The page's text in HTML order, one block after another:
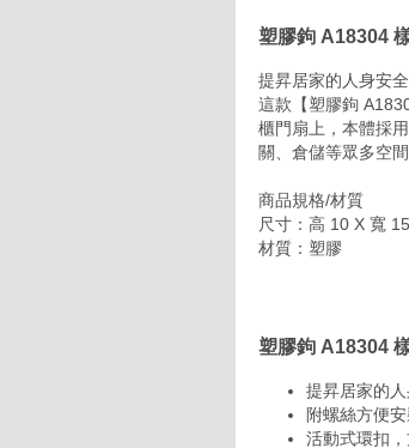
塑膠鉤 A18304
提昇居家的人身安全
這款【塑膠鉤
櫃門扇上，本體採
關、倉儲等眾多空
商品規格/材質
尺寸：高 10 X 寬
材質：塑膠
塑膠鉤 A18304
提昇居家的
附螺絲方便
活動式環扣